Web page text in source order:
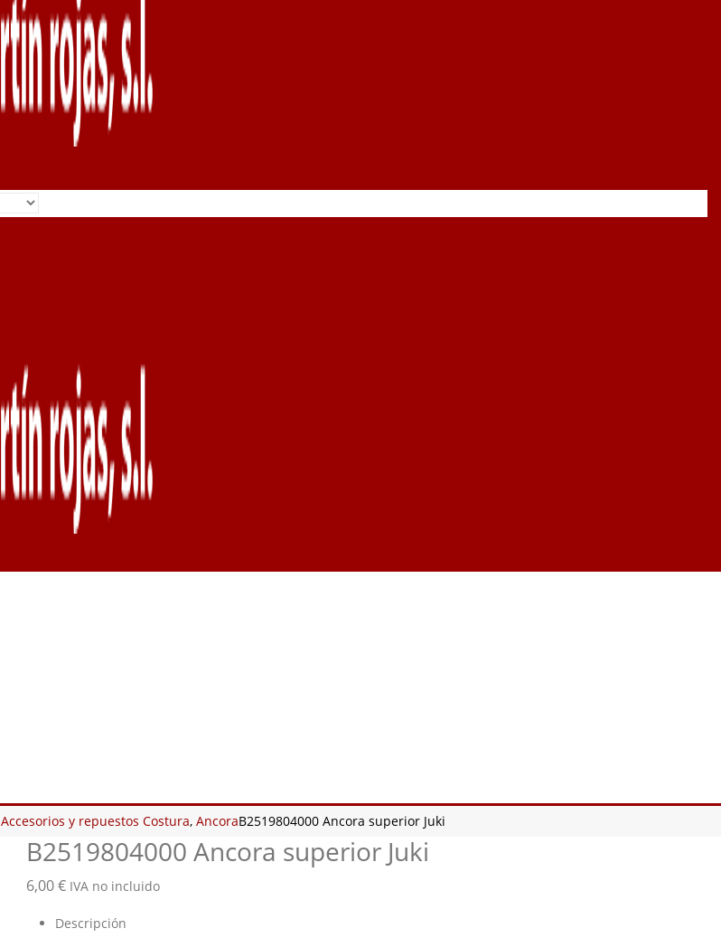
Accesorios y repuestos Costura, AncoraB2519804000 Ancora superior Juki
B2519804000 Ancora superior Juki
6,00€ IVA no incluido
Descripción